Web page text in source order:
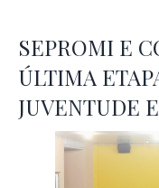
SEPROMI E
ÚLTIMA
JUVENTUDE